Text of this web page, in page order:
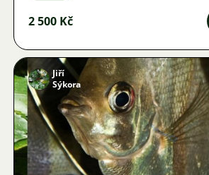
2 500 Kč
Obrázek
Jiří
Sýkora